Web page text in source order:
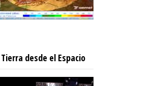
Tierra desde el Espacio